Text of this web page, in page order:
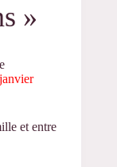
»
et entre